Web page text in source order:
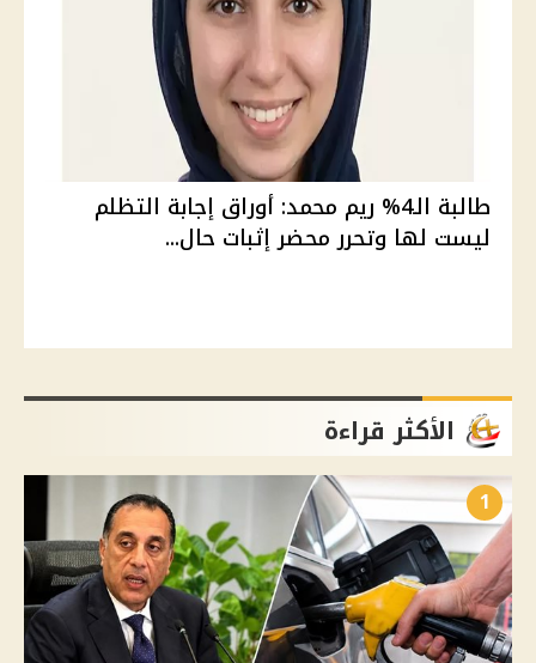
طالبة الـ4% ريم محمد: أوراق إجابة التظلم
ليست لها وتحرر محضر إثبات حال...
الأكثر قراءة
1